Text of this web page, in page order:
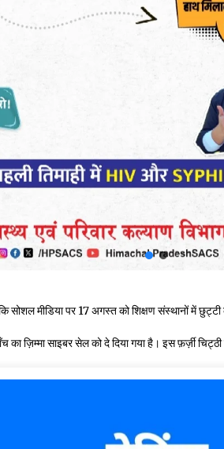
सोशल मीडिया पर 17 अगस्त को शिक्षण संस्थानों में
का ज़िम्मा साइबर सेल को दे दिया गया है। इस फ़र्ज़ी